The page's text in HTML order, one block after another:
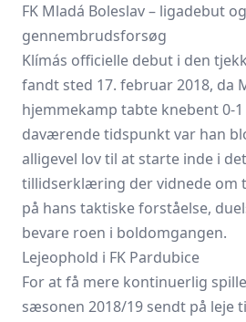
FK Mladá Boleslav – ligadebut og
gennembrudsforsøg
Klímás officielle debut i den
fandt sted 17. februar 2018, da
hjemmekamp tabte knebent 0-1
daværende tidspunkt var han
alligevel lov til at starte inde i
tillidserklæring der vidnede om
på hans taktiske forståelse,
bevare roen i boldomgangen.
Lejeophold i FK Pardubice
For at få mere kontinuerlig
sæsonen 2018/19 sendt på leje